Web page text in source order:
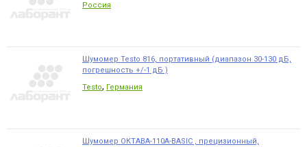
Россия
Шумомер Testo 816, портативный (диапазон 30-130 дБ,
погрешность +/-1 дБ )
Testo, Германия
Шумомер ОКТАВА-110А-BASIC , прецизионный,